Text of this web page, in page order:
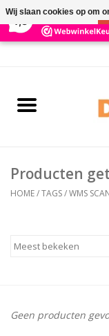
3
BARCODESCANNERS
HULP BIJ
Producten
HOME/TAGS/WMS
Geen producten
Wij slaan cookies op om